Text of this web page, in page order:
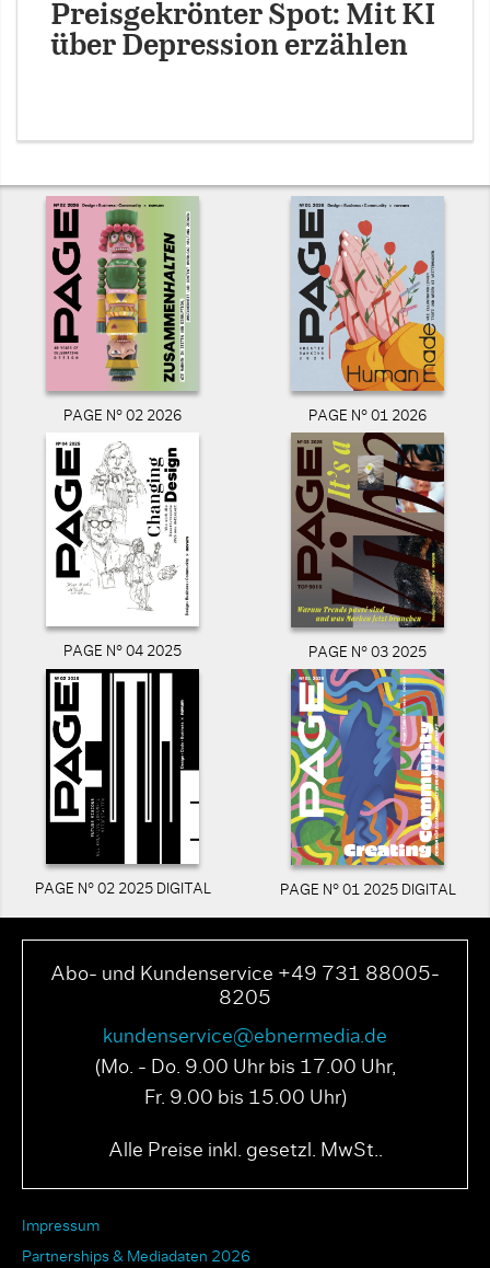
Preisgekrönter Spot: Mit KI
über Depression erzählen
PAGE N° 02 2026 PAGE N° 01 2026
PAGE N° 04 2025 PAGE N° 03 2025
PAGE N° 02 2025 DIGITAL PAGE N° 01 2025 DIGITAL
Abo- und Kundenservice +49 731 88005-
8205
kundenservice@ebnermedia.de
(Mo. - Do. 9.00 Uhr bis 17.00 Uhr,
Fr. 9.00 bis 15.00 Uhr)
Alle Preise inkl. gesetzl. MwSt..
Impressum
Partnerships & Mediadaten 2026